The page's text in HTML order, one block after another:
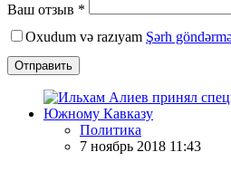
Ваш отзыв *
Oxudum və razıyam Şərh
Отправить
Политика
7 ноябрь 2018 11:43